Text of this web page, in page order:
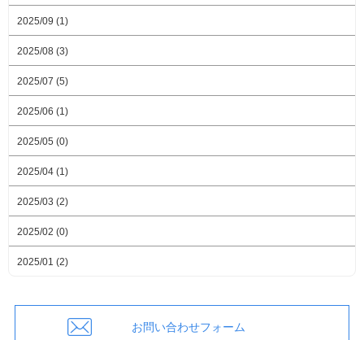
2025/09 (1)
2025/08 (3)
2025/07 (5)
2025/06 (1)
2025/05 (0)
2025/04 (1)
2025/03 (2)
2025/02 (0)
2025/01 (2)
お問い合わせフォーム